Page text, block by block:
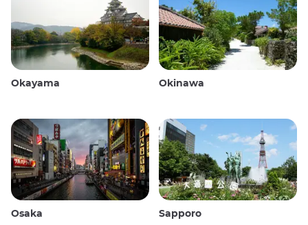
Okayama Okinawa
Osaka Sapporo